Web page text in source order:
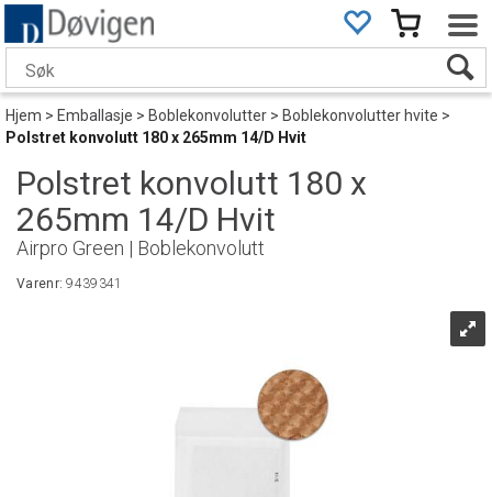
Hjem>Emballasje>Boblekonvolutter>Boblekonvolutter hvite>
Polstret konvolutt 180 x 265mm 14/D Hvit
Polstret konvolutt 180 x
265mm 14/D Hvit
Airpro Green | Boblekonvolutt
Varenr:9439341